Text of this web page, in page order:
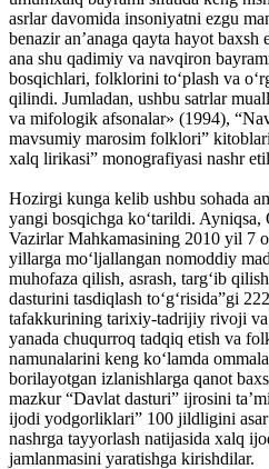
asrlar davomida insoniyatni ezgu
benazir an’anaga qayta hayot
ana shu qadimiy va navqiron
bosqichlari, folklorini to‘plash va
qilindi. Jumladan, ushbu satrlar
va mifologik afsonalar» (1994),
mavsumiy marosim folklori”
xalq lirikasi” monografiyasi nashr
Hozirgi kunga kelib ushbu sohada
yangi bosqichga ko‘tarildi. Ayniqsa,
Vazirlar Mahkamasining 2010 yil 7
yillarga mo‘ljallangan nomoddiy
muhofaza qilish, asrash, targ‘ib
dasturini tasdiqlash to‘g‘risida”gi
tafakkurining tarixiy-tadrijiy rivoji
yanada chuqurroq tadqiq etish va
namunalarini keng ko‘lamda
borilayotgan izlanishlarga qanot
mazkur “Davlat dasturi” ijrosini
ijodi yodgorliklari” 100 jildligini
nashrga tayyorlash natijasida xalq
jamlanmasini yaratishga kirishdilar.